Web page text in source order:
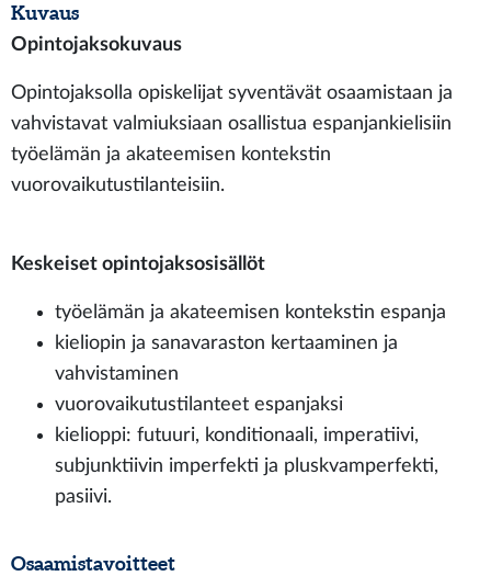
Kuvaus
Opintojaksokuvaus
Opintojaksolla opiskelijat syventävät osaamistaan ja
vahvistavat valmiuksiaan osallistua espanjankielisiin
työelämän ja akateemisen kontekstin
vuorovaikutustilanteisiin.
Keskeiset opintojaksosisällöt
työelämän ja akateemisen kontekstin espanja
kieliopin ja sanavaraston kertaaminen ja
vahvistaminen
vuorovaikutustilanteet espanjaksi
kielioppi: futuuri, konditionaali, imperatiivi,
subjunktiivin imperfekti ja pluskvamperfekti,
pasiivi.
Osaamistavoitteet